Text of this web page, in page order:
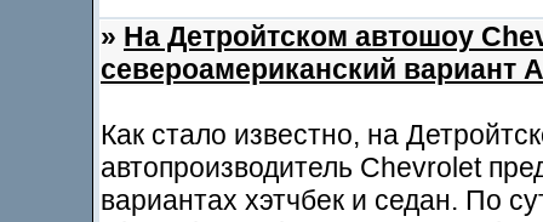
» На Детройтском автошоу
североамериканский вариант
Как стало известно, на
автопроизводитель Chevrolet
вариантах хэтчбек и седан. По